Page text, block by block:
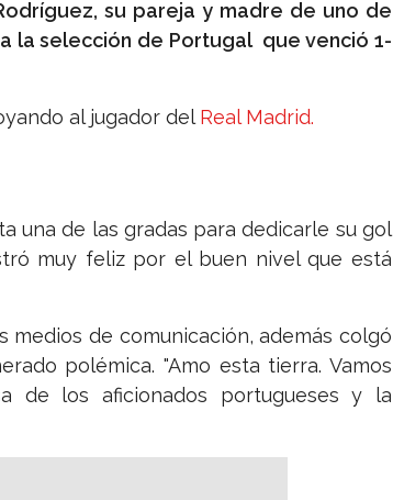
su pareja y madre de uno de
la selección de Portugal que venció 1-
al jugador delReal Madrid.
una de las gradas para dedicarle su gol
muy feliz por el buen nivel que está
medios de comunicación, además colgó
polémica. "Amo esta tierra. Vamos
de los aficionados portugueses y la